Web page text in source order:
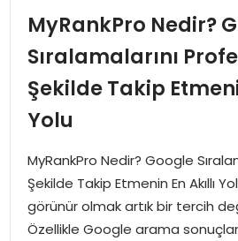
MyRankPro Nedir?
Sıralamalarını
Şekilde Takip
Yolu
MyRankPro Nedir? Google
Şekilde Takip Etmenin En Akıllı
görünür olmak artık bir tercih
Özellikle Google arama